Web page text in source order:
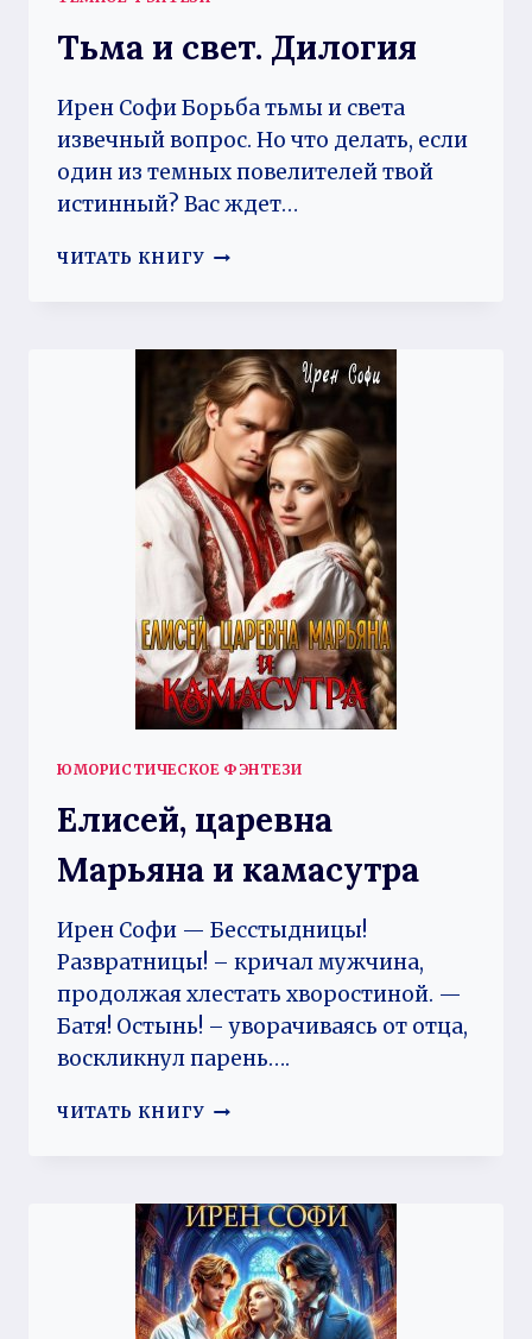
Тьма и свет. Дилогия
Ирен Софи Борьба тьмы и света
извечный вопрос. Но что делать, если
один из темных повелителей твой
истинный? Вас ждет…
ЧИТАТЬ КНИГУ ТЬМА
ЮМОРИСТИЧЕСКОЕ ФЭНТЕЗИ
Елисей, царевна
Марьяна и камасутра
Ирен Софи — Бесстыдницы!
Развратницы! – кричал мужчина,
продолжая хлестать хворостиной. —
Батя! Остынь! – уворачиваясь от отца,
воскликнул парень….
ЧИТАТЬ КНИГУ ЕЛИСЕЙ,
КАМАСУТРА